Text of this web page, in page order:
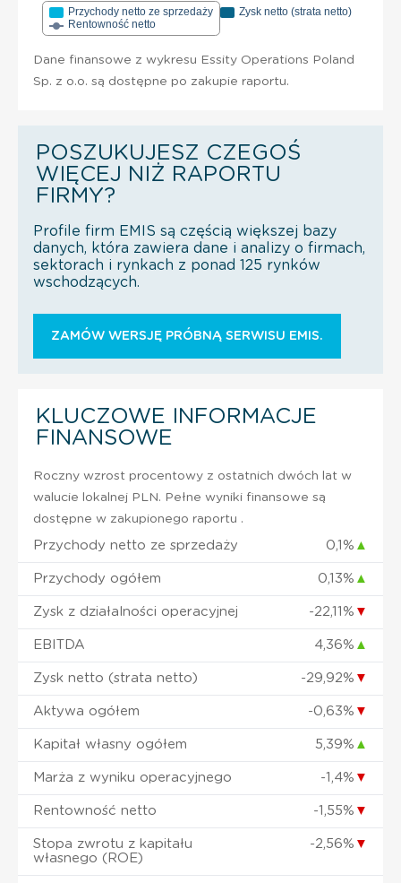
Przychody netto ze sprzedaży
Zysk netto (strata netto)
Rentowność netto
Dane finansowe z wykresu Essity Operations Poland
Sp. z o.o. są dostępne po zakupie raportu.
POSZUKUJESZ CZEGOŚ
WIĘCEJ NIŻ RAPORTU
FIRMY?
Profile firm EMIS są częścią większej bazy
danych, która zawiera dane i analizy o firmach,
sektorach i rynkach z ponad 125 rynków
wschodzących.
ZAMÓW WERSJĘ PRÓBNĄ SERWISU EMIS.
KLUCZOWE INFORMACJE
FINANSOWE
Roczny wzrost procentowy z ostatnich dwóch lat w
walucie lokalnej PLN. Pełne wyniki finansowe są
dostępne w zakupionego raportu .
Przychody netto ze sprzedaży 0,1% ▲
Przychody ogółem 0,13% ▲
Zysk z działalności operacyjnej -22,11% ▼
EBITDA 4,36% ▲
Zysk netto (strata netto) -29,92% ▼
Aktywa ogółem -0,63% ▼
Kapitał własny ogółem 5,39% ▲
Marża z wyniku operacyjnego -1,4% ▼
Rentowność netto -1,55% ▼
Stopa zwrotu z kapitału
własnego (ROE)
-2,56% ▼